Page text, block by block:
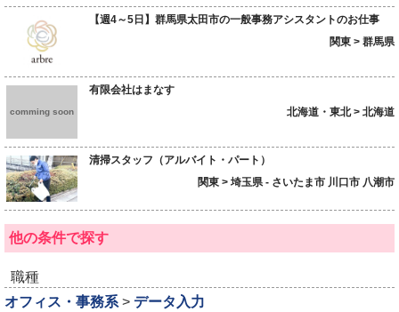
【週4～5日】群馬県太田市の一般事務アシスタントのお仕事
関東 > 群馬県
comming soon
有限会社はまなす
北海道・東北 > 北海道
清掃スタッフ（アルバイト・パート）
関東 > 埼玉県 - さいたま市 川口市 八潮市
他の条件で探す
職種
オフィス・事務系 > データ入力